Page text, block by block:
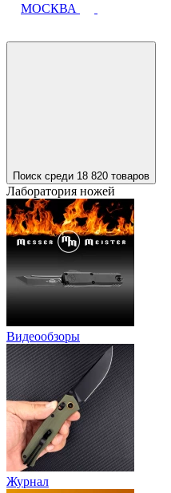
МОСКВА
Поиск среди 18 820 товаров
Лаборатория ножей
Видеообзоры
Журнал